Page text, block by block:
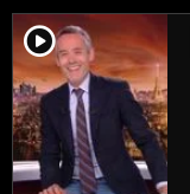
player2